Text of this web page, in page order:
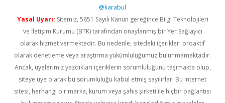
@karabul
Yasal Uyarı: Sitemiz, 5651 Sayılı Kanun gereğince Bilgi Teknolojileri
ve İletişim Kurumu (BTK) tarafından onaylanmış bir Yer Sağlayıcı
olarak hizmet vermektedir. Bu nedenle, sitedeki içerikleri proaktif
olarak denetleme veya araştırma yükümlülüğümüz bulunmamaktadır.
Ancak, üyelerimiz yazdıkları içeriklerin sorumluluğunu taşımakta olup,
siteye üye olarak bu sorumluluğu kabul etmiş sayılırlar. Bu internet
sitesi, herhangi bir marka, kurum veya şahıs şirketi ile hiçbir bağlantısı